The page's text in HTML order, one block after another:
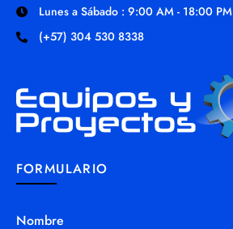
Lunes a Sábado : 9:00 AM - 18:00 PM
(+57) 304 530 8338
FORMULARIO
Nombre